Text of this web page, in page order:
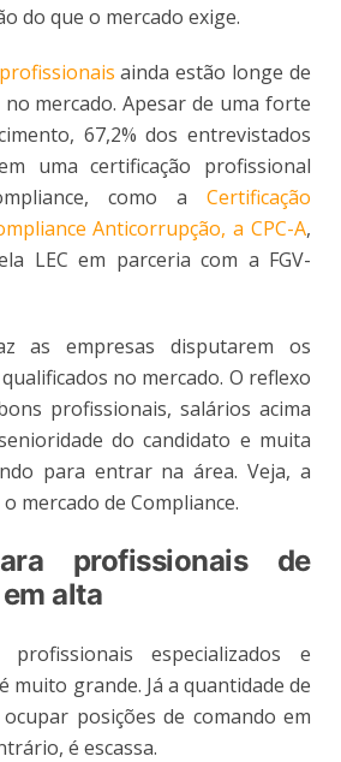
do que o mercado exige.
ainda estão longe de
mercado. Apesar de uma forte
67,2% dos entrevistados
uma certificação profissional
como a Certificação
Anticorrupção, a CPC-A,
LEC em parceria com a FGV-
as empresas disputarem os
no mercado. O reflexo
profissionais, salários acima
do candidato e muita
para entrar na área. Veja, a
mercado de Compliance.
profissionais de
alta
especializados e
muito grande. Já a quantidade de
posições de comando em
é escassa.